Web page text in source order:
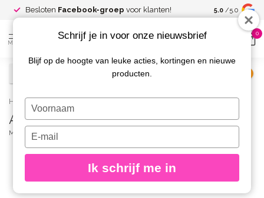
Besloten Facebook-groep voor klanten! Spaar voor
kortingen
5.0 /5.0
MENU
0
Home / AirNails Masking Gifts of Autumn
AirNails Masking Gifts of Autumn
MAGNETIC
Schrijf je in voor onze nieuwsbrief
Blijf op de hoogte van leuke acties, kortingen en nieuwe
producten.
Typ
je
naam
Typ
je
e-
in
Ik schrijf me in